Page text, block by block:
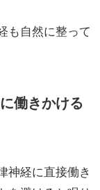
も自然に整って
働きかける
神経に直接働き